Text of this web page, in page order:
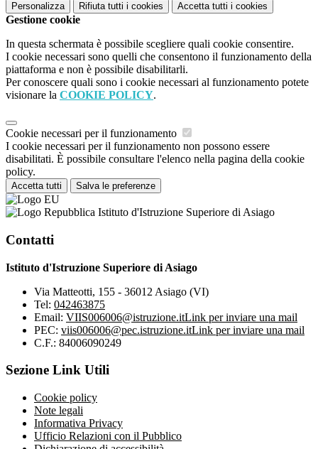
Personalizza Rifiuta tutti i cookies Accetta tutti i cookies
Gestione cookie
In questa schermata è possibile scegliere quali cookie consentire.
I cookie necessari sono quelli che consentono il funzionamento della
piattaforma e non è possibile disabilitarli.
Per conoscere quali sono i cookie necessari al funzionamento potete
visionare la COOKIE POLICY.
Cookie necessari per il funzionamento
I cookie necessari per il funzionamento non possono essere
disabilitati. È possibile consultare l'elenco nella pagina della cookie
policy.
Accetta tutti Salva le preferenze
Istituto d'Istruzione Superiore di Asiago
Contatti
Istituto d'Istruzione Superiore di Asiago
Via Matteotti, 155 - 36012 Asiago (VI)
Tel: 042463875
Email: VIIS006006@istruzione.itLink per inviare una mail
PEC: viis006006@pec.istruzione.itLink per inviare una mail
C.F.: 84006090249
Sezione Link Utili
Cookie policy
Note legali
Informativa Privacy
Ufficio Relazioni con il Pubblico